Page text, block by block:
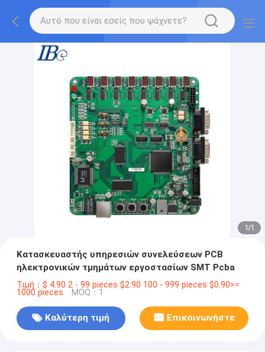
1/1
Κατασκευαστής υπηρεσιών συνελεύσεων PCB
ηλεκτρονικών τμημάτων εργοστασίων SMT Pcba
Τιμή：$ 4.90 2 - 99 pieces $2.90 100 - 999 pieces $0.90>=
1000 pieces MOQ：1
Καλύτερη τιμή Επικοινωνήστε